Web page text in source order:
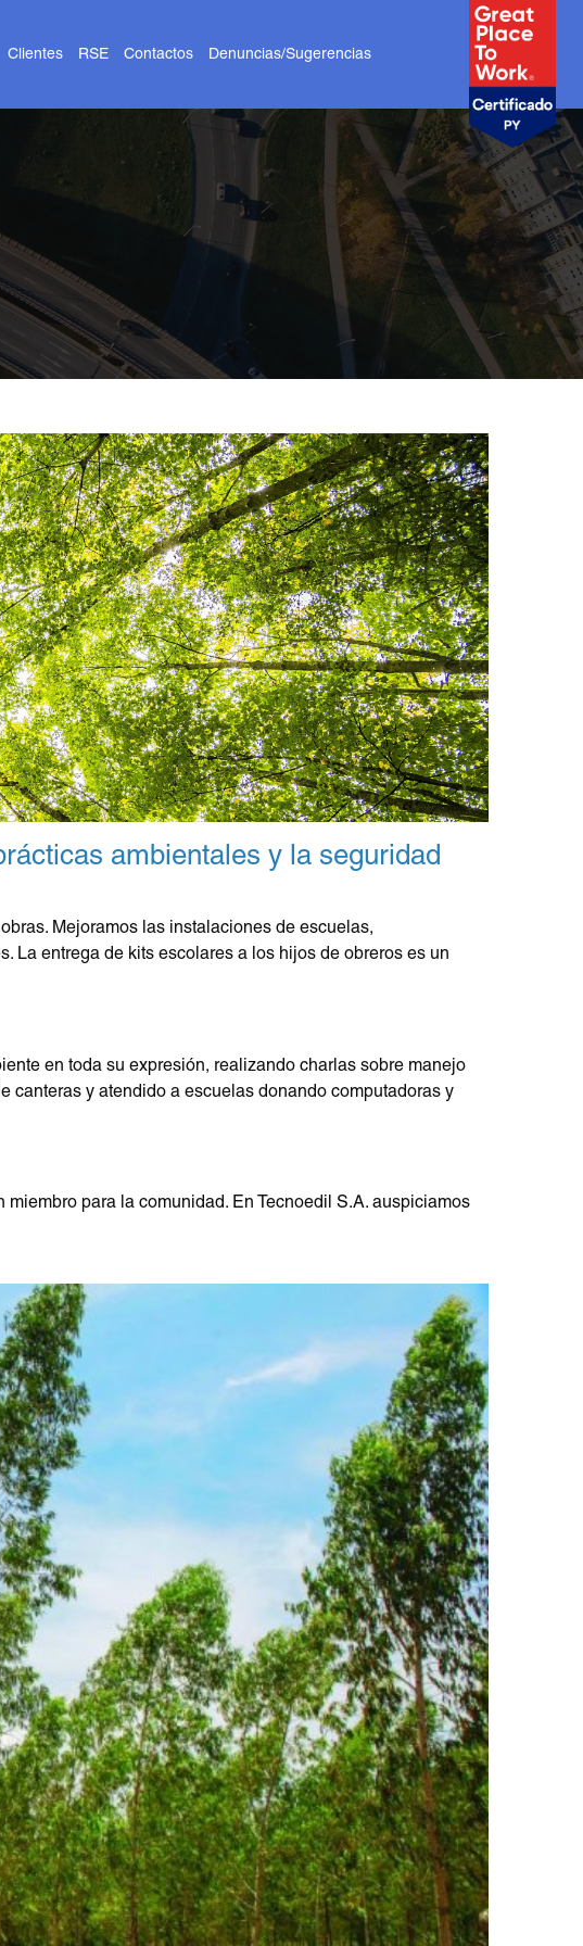
Clientes RSE Contactos Denuncias/Sugerencias
ambientales y la seguridad
Mejoramos las instalaciones de escuelas,
La entrega de kits escolares a los hijos de obreros es un
en toda su expresión, realizando charlas sobre manejo
canteras y atendido a escuelas donando computadoras y
para la comunidad. En Tecnoedil S.A. auspiciamos